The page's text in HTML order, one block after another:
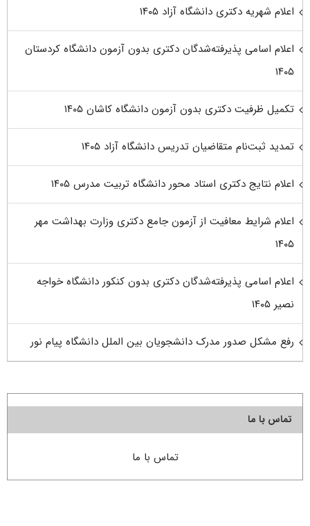
اعلام شهریه دکتری دانشگاه آزاد ۱۴۰۵
اعلام اسامی پذیرفته‌شدگان دکتری بدون آزمون دانشگاه کردستان
۱۴۰۵
تکمیل ظرفیت دکتری بدون آزمون دانشگاه کاشان ۱۴۰۵
تمدید ثبت‌نام متقاضیان تدریس دانشگاه آزاد ۱۴۰۵
اعلام نتایج دکتری استاد محور دانشگاه تربیت مدرس ۱۴۰۵
اعلام شرایط معافیت از آزمون جامع دکتری وزارت بهداشت مهر
۱۴۰۵
اعلام اسامی پذیرفته‌شدگان دکتری بدون کنکور دانشگاه خواجه
نصیر ۱۴۰۵
رفع مشکل صدور مدرک دانشجویان بین الملل دانشگاه پیام نور
تماس با ما
تماس با ما